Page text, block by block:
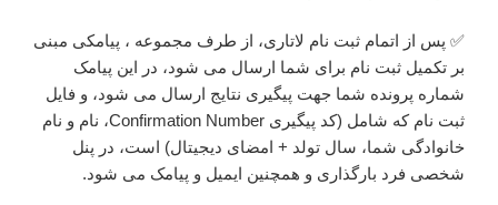
✅ پس از اتمام ثبت نام لاتاری، از طرف مجموعه ، پیامکی مبنی
بر تکمیل ثبت نام برای شما ارسال می شود، در این پیامک
شماره پرونده شما جهت پیگیری نتایج ارسال می شود، و فایل
ثبت نام که شامل (کد پیگیری Confirmation Number، نام و نام
خانوادگی شما، سال تولد + امضای دیجیتال) است، در پنل
شخصی فرد بارگذاری و همچنین ایمیل و پیامک می شود.